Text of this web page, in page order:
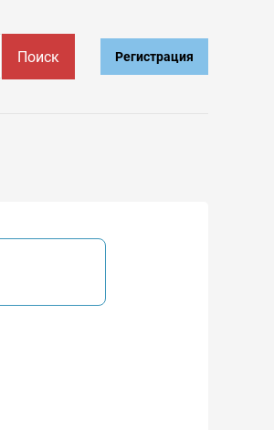
Поиск Регистрация